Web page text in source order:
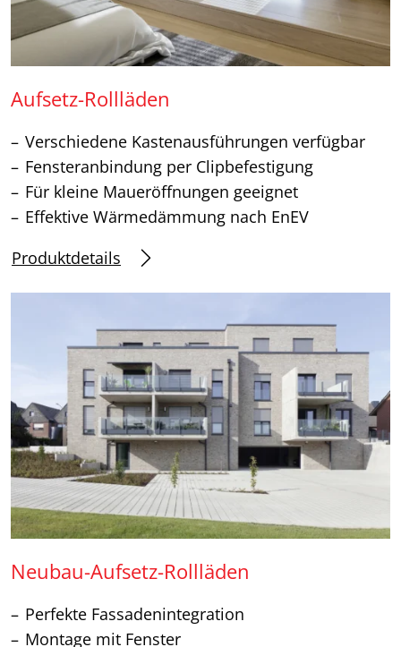
Aufsetz-Rollläden
Verschiedene Kastenausführungen verfügbar
Fensteranbindung per Clipbefestigung
Für kleine Maueröffnungen geeignet
Effektive Wärmedämmung nach EnEV
Produktdetails
Neubau-Aufsetz-Rollläden
Perfekte Fassadenintegration
Montage mit Fenster